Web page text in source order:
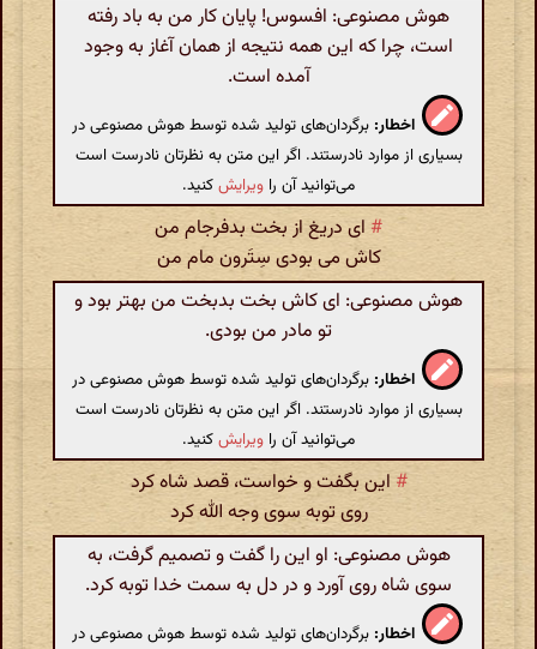
هوش مصنوعی: افسوس! پایان کار من به باد رفته
است، چرا که این همه نتیجه از همان آغاز به وجود
آمده است.
اخطار: برگردان‌های تولید شده توسط هوش مصنوعی در
بسیاری از موارد نادرستند. اگر این متن به نظرتان نادرست است
می‌توانید آن را ویرایشکنید.
# ای دریغ از بخت بدفرجام من
کاش می بودی سِتَرون مام من
هوش مصنوعی: ای کاش بخت بدبخت من بهتر بود و
تو مادر من بودی.
اخطار: برگردان‌های تولید شده توسط هوش مصنوعی در
بسیاری از موارد نادرستند. اگر این متن به نظرتان نادرست است
می‌توانید آن را ویرایشکنید.
# این بگفت و خواست، قصد شاه کرد
روی توبه سوی وجه الله کرد
هوش مصنوعی: او این را گفت و تصمیم گرفت، به
سوی شاه روی آورد و در دل به سمت خدا توبه کرد.
اخطار: برگردان‌های تولید شده توسط هوش مصنوعی در